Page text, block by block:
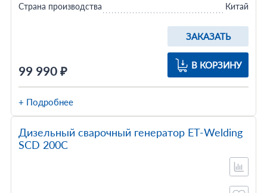
99 990 ₽
ЗАКАЗАТЬ
В КОРЗИНУ
Страна производства Китай
+ Подробнее
Дизельный сварочный генератор ET-Welding
SCD 200C